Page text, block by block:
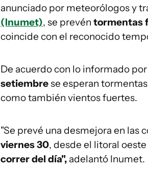
anunciado por meteorólogos y
(Inumet), se prevén tormentas
coincide con el reconocido
De acuerdo con lo informado
setiembrese esperan
como también vientos fuertes.
"Se prevé una desmejora en las
viernes 30, desde el litoral
correr del día", adelantó Inumet.